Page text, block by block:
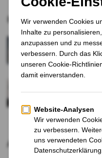
Empfohlene Artikel
Palmers ist
kämpft ums
1 JAHR VOR
Zollplänen
1 JAHR VOR
Aktuelle Nachrichten